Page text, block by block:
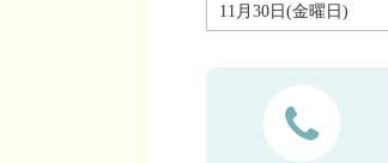
11月30日(金曜日)